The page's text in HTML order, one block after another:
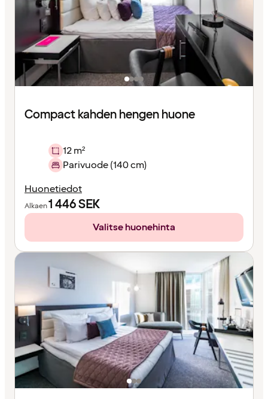
Compact kahden hengen huone
12 m²
Parivuode (140 cm)
Huonetiedot
Alkaen1 446SEK
Valitse huonehinta